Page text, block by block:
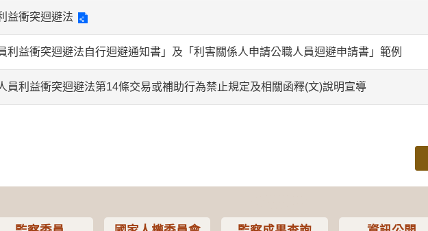
益衝突迴避法
利益衝突迴避法自行迴避通知書」及「利害關係人申請公職人員迴避申請書」範例
員利益衝突迴避法第14條交易或補助行為禁止規定及相關函釋(文)說明宣導